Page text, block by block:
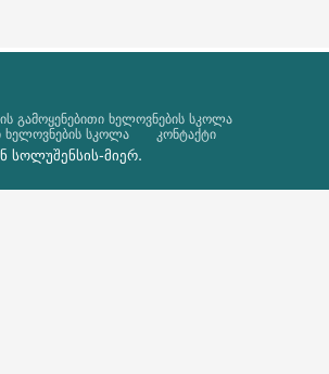
გამოყენებითი ხელოვნების სკოლა
ხელოვნების სკოლა
კონტაქტი
სოლუშენსის-მიერ.